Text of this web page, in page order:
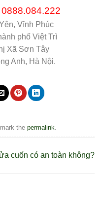
Vĩnh Phúc
phố Việt Trì
Xã Sơn Tây
Anh, Hà Nội.
the permalink.
cuốn có an toàn không?